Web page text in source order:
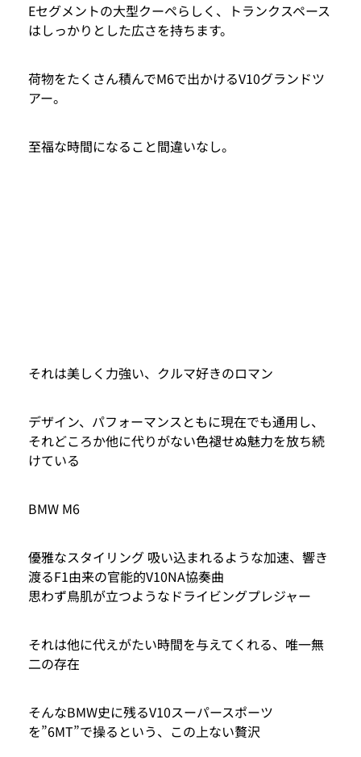
Eセグメントの大型クーペらしく、トランクスペース
はしっかりとした広さを持ちます。
荷物をたくさん積んでM6で出かけるV10グランドツ
アー。
至福な時間になること間違いなし。
それは美しく力強い、クルマ好きのロマン
デザイン、パフォーマンスともに現在でも通用し、
それどころか他に代りがない色褪せぬ魅力を放ち続
けている
BMW M6
優雅なスタイリング 吸い込まれるような加速、響き
渡るF1由来の官能的V10NA協奏曲
思わず鳥肌が立つようなドライビングプレジャー
それは他に代えがたい時間を与えてくれる、唯一無
二の存在
そんなBMW史に残るV10スーパースポーツ
を”6MT”で操るという、この上ない贅沢